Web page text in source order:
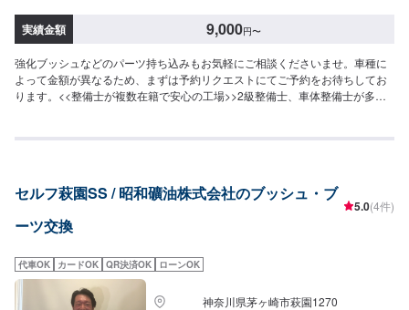
実績金額 9,000円〜
強化ブッシュなどのパーツ持ち込みもお気軽にご相談くださいませ。車種に
よって金額が異なるため、まずは予約リクエストにてご予約をお待ちしてお
ります。<<整備士が複数在籍で安心の工場>>2級整備士、車体整備士が多数
ります。交換中にお車が必要な場合にもご安心ください。
セルフ萩園SS / 昭和礦油株式会社のブッシュ・ブ
ーツ交換
5.0(4件)
代車OK カードOK QR決済OK ローンOK
神奈川県茅ヶ崎市萩園1270